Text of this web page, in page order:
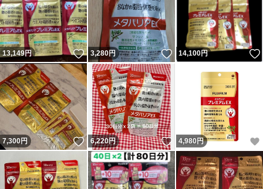
13,149円 いいね！
3,280円 いいね！
14,100円
7,300円 いいね！
6,220円 いいね！
4,980 円